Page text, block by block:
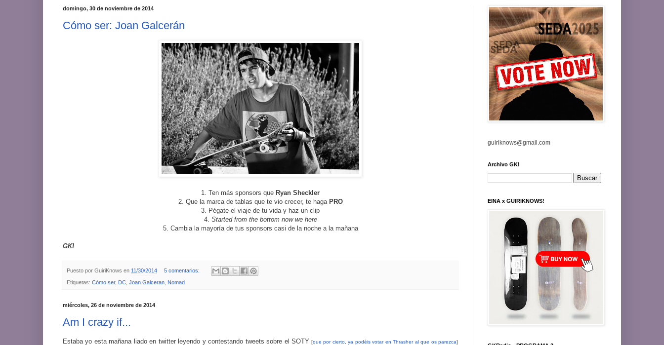
domingo, 30 de noviembre de 2014
Cómo ser: Joan Galcerán
1. Ten más sponsors que Ryan Sheckler
2. Que la marca de tablas que te vio crecer, te haga PRO
3. Pégate el viaje de tu vida y haz un clip
4. Started from the bottom now we here
5. Cambia la mayoría de tus sponsors casi de la noche a la mañana
GK!
Puesto por GuiriKnows en 11/30/2014 5 comentarios:
Etiquetas: Cómo ser, DC Joan Galceran Nomad
miércoles, 26 de noviembre de 2014
Am I crazy if...
Estaba yo esta mañana liado en twitter leyendo y contestando tweets sobre el SOTY [que por cierto, ya podéis votar en Thrasher al que os parezca]
guiriknows@gmail.com
Archivo GK!
EINA x GUIRIKNOWS!